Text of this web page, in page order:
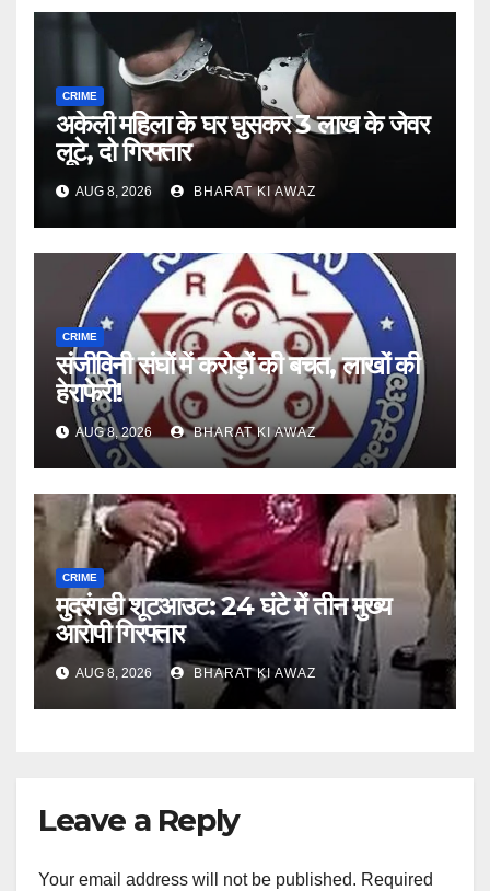
CRIME
अकेली महिला के घर घुसकर 3 लाख के जेवर
लूटे, दो गिरफ्तार
AUG 8, 2026 BHARAT KI AWAZ
CRIME
संजीविनी संघों में करोड़ों की बचत, लाखों की
हेराफेरी!
AUG 8, 2026 BHARAT KI AWAZ
CRIME
मुदरंगडी शूटआउट: 24 घंटे में तीन मुख्य
आरोपी गिरफ्तार
AUG 8, 2026 BHARAT KI AWAZ
Leave a Reply
Your email address will not be published. Required